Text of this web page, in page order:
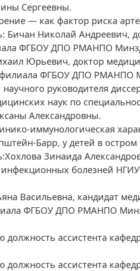
Сергеевны.
— как фактор риска
Бичан Николай Андреевич,
ФГБОУ ДПО РМАНПО
Юрьевич, доктор
ФГБОУ ДПО РМАНПО
руководителя
наук по
Александровны.
иммунологическая
Барр, у детей в
Зинаида
инфекционных болезней
Васильевна, кандидат
ФГБОУ ДПО РМАНПО
должность ассистента
должность ассистента